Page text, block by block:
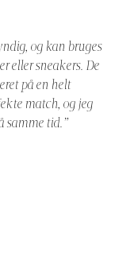
og kan bruges
eller sneakers. De
på en helt
match, og jeg
samme tid.”